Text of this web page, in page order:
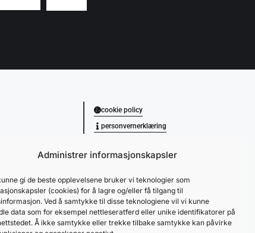
Administrer informasjonskapsler
gi de beste opplevelsene bruker vi teknologier som
(cookies) for å lagre og/eller få tilgang til
Ved å samtykke til disse teknologiene vil vi kunne
data som for eksempel nettleseratferd eller unike identifikatorer på
Å ikke samtykke eller trekke tilbake samtykke kan påvirke
cookie policy
personvernerklæring